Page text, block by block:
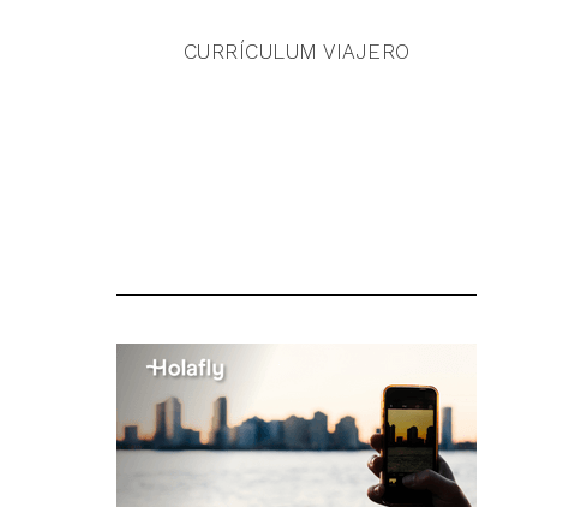
CURRÍCULUM VIAJERO